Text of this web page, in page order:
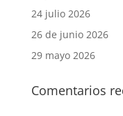
24 julio 2026
26 de junio 2026
29 mayo 2026
Comentarios